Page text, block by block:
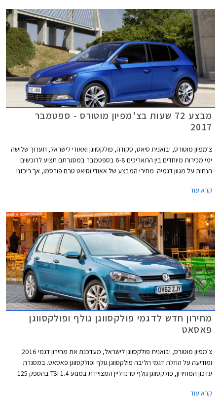
מבצע 72 שעות בצ'מפיון מוטורס - ספטמבר
2017
צ'מפיון מוטורס, יבואנית סיאט, סקודה, פולקסווגן ואאודי לישראל, תערוך שלושה
ימי מכירות מיוחדים בין התאריכים 6-8 בספטמבר במסגרתם תציע לרוכשים
הנחות על מגוון דגמיה. מחירי המבצע של אאודי וסיאט טרם פורסמו, אך ריכזנו
ופולקסווגן.
קרא עוד
מחירון חדש לדגמי פולקסווגן גולף ופולקסווגן
פאסאט
צ'מפיון מוטורס, יבואנית פולקסווגן לישראל, מעדכנת את מחירון דגמי 2016
ומודיעה על הוזלת דגמי הליבה פולקסווגן גולף ופולקסווגן פאסאט. במסגרת
עדכון המחירון, פולקסווגן גולף טרנדליין המצויידת במנוע 1.4 TSI בהספק 125
קרא עוד